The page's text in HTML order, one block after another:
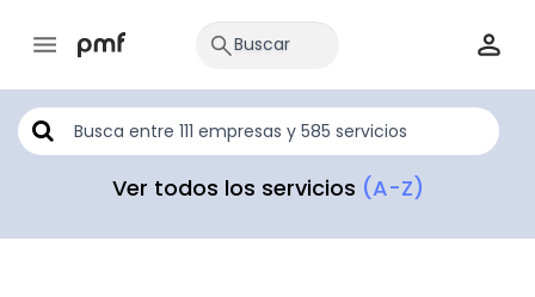
Ver todos los servicios (A-Z)